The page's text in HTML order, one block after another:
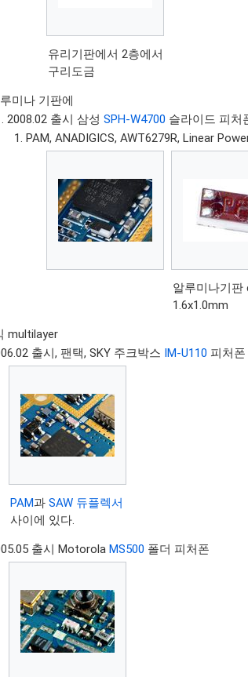
유리기판에서 2층에서
구리도금
미나 기판에
2008.02 출시 삼성SPH-W4700 슬라이드 피처
PAM, ANADIGICS, AWT6279R, Linear
알루미나기판
1.6x1.0mm
multilayer
출시, 팬택, SKY 주크박스 IM-U110 피처폰
PAM과SAW 듀플렉서
사이에 있다.
출시 MotorolaMS500 폴더 피처폰